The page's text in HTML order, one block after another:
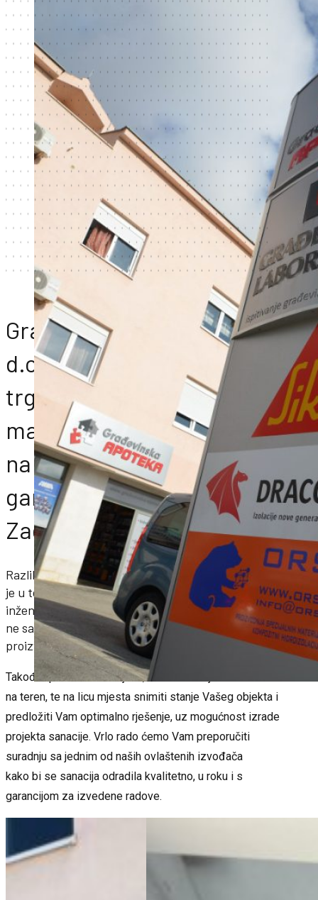
Građevinska apoteka
d.o.o. je specijalizirana
trgovina građevinskih
materijala koja se nalazi
na adresi Ulica 4.
gardijske brigade 59 u
Zadru.
Razlika između nas i ostalih “građevinskih apoteka”
je u tome što možete na licu mjesta dobiti
inženjerski savjet za rješenje Vašeg problema a
ne samo recitiranje podataka iz brošura pojedinog
proizvođača.
Također po Vašem zahtjevu, naš će inženjerski tim izaći
na teren, te na licu mjesta snimiti stanje Vašeg objekta i
predložiti Vam optimalno rješenje, uz mogućnost izrade
projekta sanacije. Vrlo rado ćemo Vam preporučiti
suradnju sa jednim od naših ovlaštenih izvođača
kako bi se sanacija odradila kvalitetno, u roku i s
garancijom za izvedene radove.